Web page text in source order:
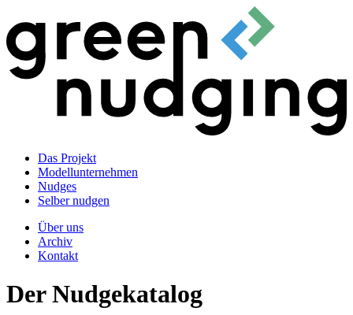
Das Projekt
Modellunternehmen
Nudges
Selber nudgen
Über uns
Archiv
Kontakt
Der Nudgekatalog